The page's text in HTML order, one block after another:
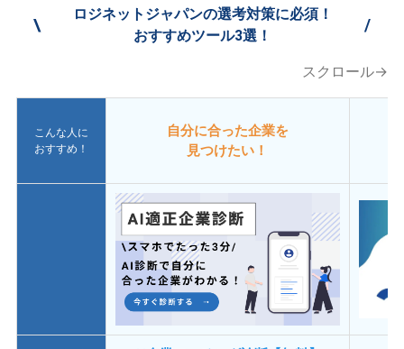
\
ロジネットジャパンの選考対策に必須！
おすすめツール3選！
/
スクロール→
こんな人に
おすすめ！
自分に合った企業を
見つけたい！